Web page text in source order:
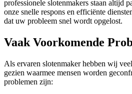
professionele slotenmakers staan altijd
onze snelle respons en efficiënte
dat uw probleem snel wordt opgelost.
Vaak Voorkomende
Als ervaren slotenmaker hebben wij
gezien waarmee mensen worden
problemen zijn: